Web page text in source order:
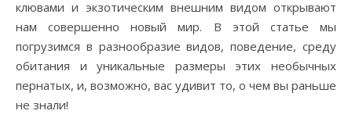
клювами и экзотическим внешним видом открывают
нам совершенно новый мир. В этой статье мы
погрузимся в разнообразие видов, поведение, среду
обитания и уникальные размеры этих необычных
пернатых, и, возможно, вас удивит то, о чем вы раньше
не знали!